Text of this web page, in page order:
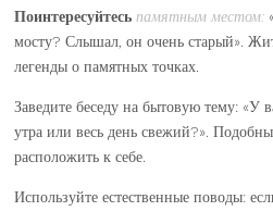
Поинтересуйтесь памятным местом:
мосту? Слышал, он очень старый».
легенды о памятных точках.
Заведите беседу на бытовую тему: «У
утра или весь день свежий?».
расположить к себе.
Используйте естественные поводы: